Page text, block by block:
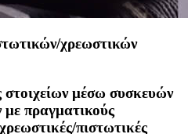
χρεωστικών
μέσω συσκευών
με πραγματικούς
πιστωτικές